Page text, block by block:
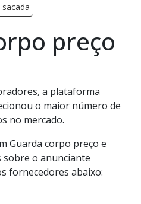
preço
a plataforma
o maior número de
no mercado.
Guarda corpo preço e
o anunciante
fornecedores abaixo: